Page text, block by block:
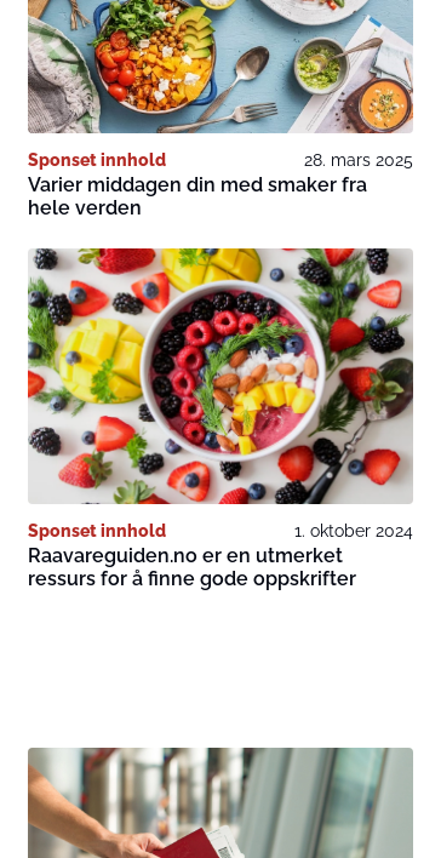
Sponset innhold 28. mars 2025
Varier middagen din med smaker fra
hele verden
Sponset innhold 1. oktober 2024
Raavareguiden.no er en utmerket
ressurs for å finne gode oppskrifter